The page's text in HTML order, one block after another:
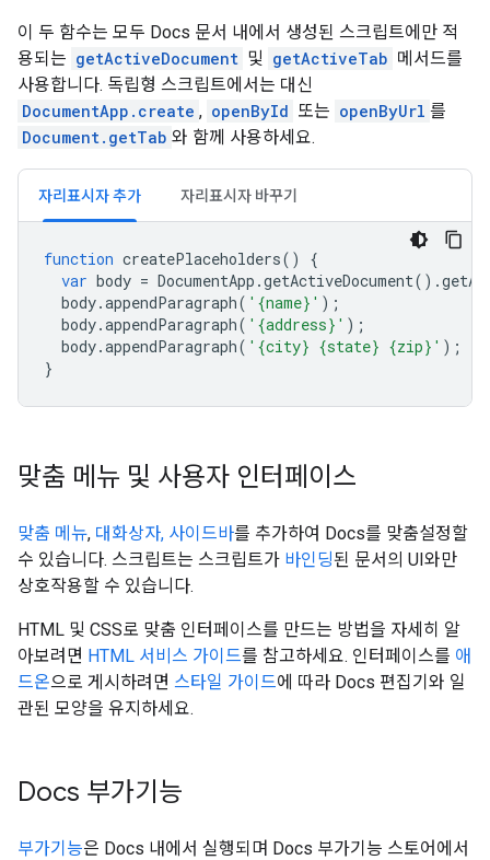
이 두 함수는 모두 Docs 문서 내에서 생성된 스크립트에만 적
용되는 getActiveDocument 및 getActiveTab 메서드를
사용합니다. 독립형 스크립트에서는 대신
DocumentApp.create , openById 또는 openByUrl 를
Document.getTab 와 함께 사용하세요.
자리표시자 추가 자리표시자 바꾸기
function createPlaceholders()
{
var body = DocumentApp .getActiveDocument().
body.appendParagraph( '{name}' );
body.appendParagraph( '{address}' );
body.appendParagraph( '{city} {state} {zip}' );
}
맞춤 메뉴 및 사용자 인터페이스
맞춤 메뉴, 대화상자, 사이드바를 추가하여 Docs를 맞춤설정할
수 있습니다. 스크립트는 스크립트가 바인딩된 문서의 UI와만
상호작용할 수 있습니다.
HTML 및 CSS로 맞춤 인터페이스를 만드는 방법을 자세히 알
아보려면 HTML 서비스 가이드를 참고하세요. 인터페이스를 애
드온으로 게시하려면 스타일 가이드에 따라 Docs 편집기와 일
관된 모양을 유지하세요.
Docs 부가기능
부가기능은 Docs 내에서 실행되며 Docs 부가기능 스토어에서